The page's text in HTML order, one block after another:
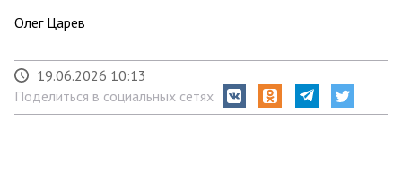
Олег Царев
19.06.2026 10:13
Поделиться в социальных сетях